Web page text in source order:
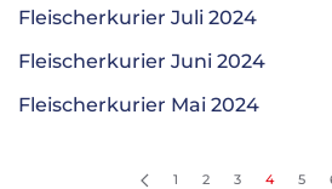
Fleischerkurier Juli 2024
Fleischerkurier Juni 2024
Fleischerkurier Mai 2024
1 2 3 4 5